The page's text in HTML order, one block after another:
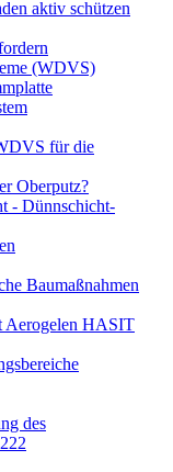
aktiv schützen
(WDVS)
für die
Oberputz?
- Dünnschicht-
Baumaßnahmen
Aerogelen HASIT
des